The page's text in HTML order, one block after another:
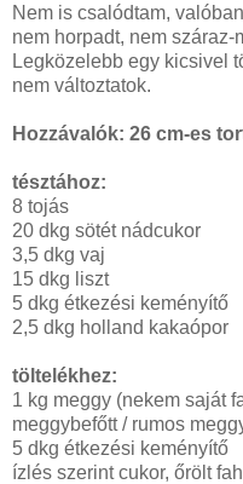
Nem is csalódtam,
nem horpadt, nem
Legközelebb egy kicsivel
nem változtatok.
Hozzávalók: 26 cm-es
tésztához:
8 tojás
20 dkg sötét nádcukor
3,5 dkg vaj
15 dkg liszt
5 dkg étkezési keményítő
2,5 dkg holland kakaópor
töltelékhez:
1 kg meggy (nekem saját
meggybefőtt / rumos
5 dkg étkezési keményítő
ízlés szerint cukor, őrölt